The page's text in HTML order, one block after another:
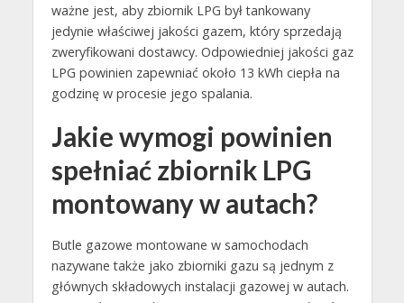
ważne jest, aby zbiornik LPG był tankowany
jedynie właściwej jakości gazem, który sprzedają
zweryfikowani dostawcy. Odpowiedniej jakości gaz
LPG powinien zapewniać około 13 kWh ciepła na
godzinę w procesie jego spalania.
Jakie wymogi powinien
spełniać zbiornik LPG
montowany w autach?
Butle gazowe montowane w samochodach
nazywane także jako zbiorniki gazu są jednym z
głównych składowych instalacji gazowej w autach.